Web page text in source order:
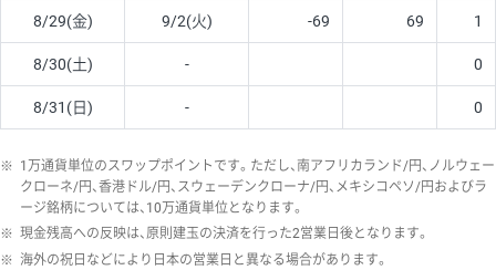
8/29(金) 9/2(火) -69 69 1
8/30(土) - 0
8/31(日) - 0
※ 1万通貨単位のスワップポイントです。ただし、南アフリカランド/円、ノルウェー
クローネ/円、香港ドル/円、スウェーデンクローナ/円、メキシコペソ/円およびラ
ージ銘柄については、10万通貨単位となります。
※ 現金残高への反映は、原則建玉の決済を行った2営業日後となります。
※ 海外の祝日などにより日本の営業日と異なる場合があります。